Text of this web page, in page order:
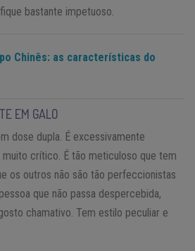
bastante impetuoso.
Chinês: as características do
EM GALO
dose dupla. É excessivamente
crítico. É tão meticuloso que tem
os outros não são tão perfeccionistas
que não passa despercebida,
chamativo. Tem estilo peculiar e